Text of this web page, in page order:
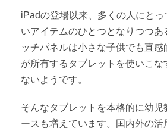
iPadの登場以来、多くの人にとっ
いアイテムのひとつとなりつつあ
ッチパネルは小さな子供でも直感
が所有するタブレットを使いこな
ないようです。
そんなタブレットを本格的に幼児
ースも増えています。国内外の活